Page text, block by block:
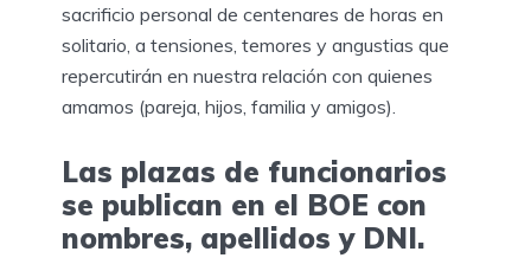
sacrificio personal de centenares de horas en
solitario, a tensiones, temores y angustias que
repercutirán en nuestra relación con quienes
amamos (pareja, hijos, familia y amigos).
Las plazas de funcionarios
se publican en el BOE con
nombres, apellidos y DNI.